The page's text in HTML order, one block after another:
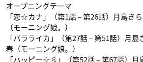
オープニングテーマ
「恋☆カナ」（第1話 – 第26話）月島き
（モーニング娘。）
「バラライカ」（第27話 – 第51話）月
春（モーニング娘。）
「ハッピー☆彡」（第52話 – 第67話）